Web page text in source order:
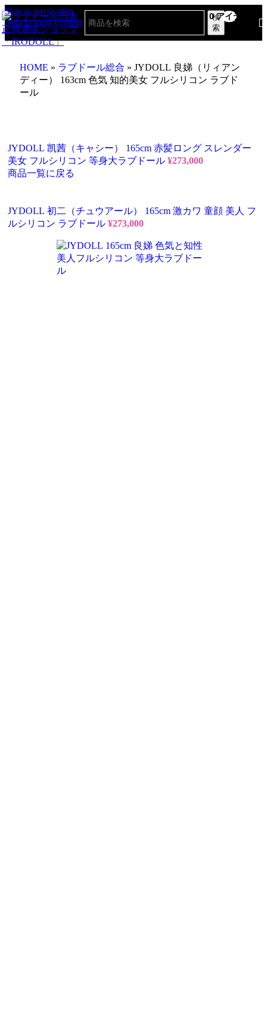
Skip to navigation
Skip to main content
検
索
0アイテム
HOME » ラブドール総合 » JYDOLL 良娣（リィアン
ディー） 163cm 色気 知的美女 フルシリコン ラブド
ール
JYDOLL 凯茜（キャシー） 165cm 赤髪ロング スレンダー
美女 フルシリコン 等身大ラブドール ¥273,000
商品一覧に戻る
JYDOLL 初二（チュウアール） 165cm 激カワ 童顔 美人 フ
ルシリコン ラブドール ¥273,000